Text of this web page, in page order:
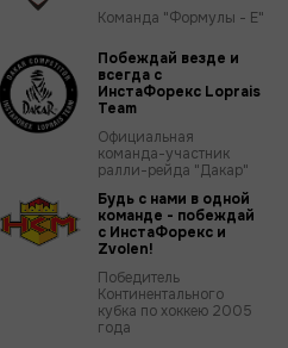
Команда "Формулы - Е"
Побеждай везде и
всегда с
ИнстаФорекс Loprais
Team
Официальная
команда-участник
ралли-рейда "Дакар"
Будь с нами в одной
команде - побеждай
с ИнстаФорекс и
Zvolen!
Победитель
Континентального
кубка по хоккею 2005
года